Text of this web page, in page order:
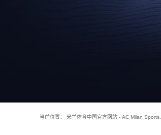
当前位置： 米兰体育中国官方网站 - AC Milan Sports,